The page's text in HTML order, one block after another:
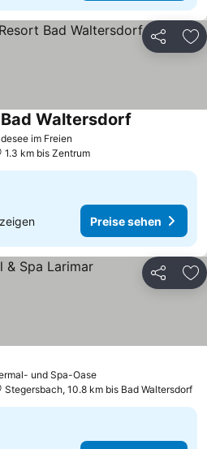
Teilen
im Freien
Waltersdorf
1.3 km bis Zentrum
Preise sehen
Teilen
und Spa-OasePreise sehen
Stegersbach, 10.8 km bis Bad Waltersdorf